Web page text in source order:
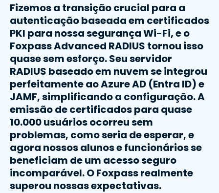
Fizemos a transição crucial para a
autenticação baseada em certificados
PKI para nossa segurança Wi-Fi, e o
Foxpass Advanced RADIUS tornou isso
quase sem esforço. Seu servidor
RADIUS baseado em nuvem se integrou
perfeitamente ao Azure AD (Entra ID) e
JAMF, simplificando a configuração. A
emissão de certificados para quase
10.000 usuários ocorreu sem
problemas, como seria de esperar, e
agora nossos alunos e funcionários se
beneficiam de um acesso seguro
incomparável. O Foxpass realmente
superou nossas expectativas.